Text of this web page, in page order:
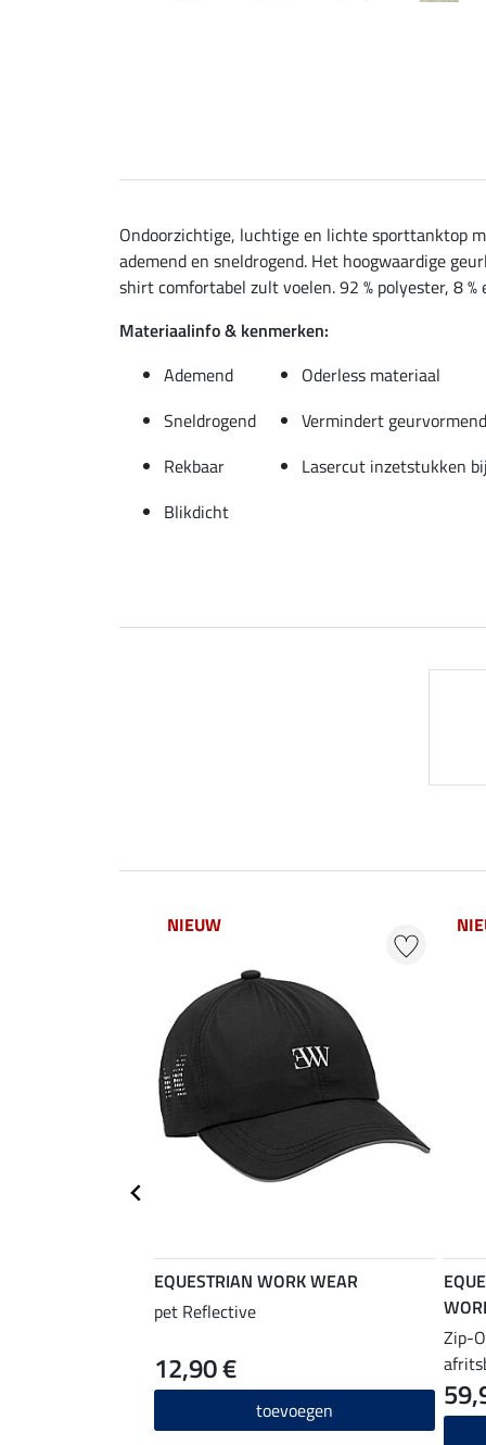
Ondoorzichtige, luchtige en lichte sporttanktop
ademend en sneldrogend. Het hoogwaardige
shirt comfortabel zult voelen. 92 % polyester, 8 %
Materiaalinfo & kenmerken:
Ademend
Oderless materiaal
Sneldrogend
Vermindert
Rekbaar
Lasercut inzetstukken
Blikdicht
NIEUW
EQUESTRIAN WORK WEAR
pet Reflective
12,90 €
toevoegen
Zip-